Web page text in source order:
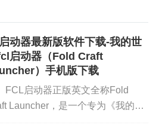
动器最新版软件下载-我的世
启动器（Fold Craft
）手机版下载
启动器正版英文全称Fold
Launcher，是一个专为《我的世